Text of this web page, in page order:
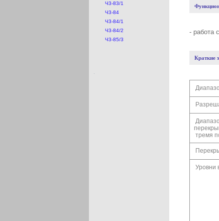
Ч3-83/1
Ч3-84
Ч3-84/1
Ч3-84/2
Ч3-85/3
- работа
Краткие
тремя
Уровни